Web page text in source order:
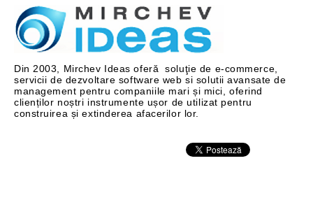
Din 2003, Mirchev Ideas oferă soluţie de e-commerce,
servicii de dezvoltare software web si solutii avansate de
management pentru companiile mari și mici, oferind
clienților noștri instrumente ușor de utilizat pentru
construirea și extinderea afacerilor lor.